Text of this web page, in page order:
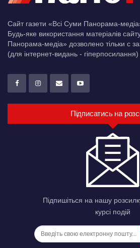
Сайт газети «Всі Суми Панорама-
Будь-яке використання матеріалів
Панорама-медіа» дозволено тільки c
(для інтернет-видань -
Підписатись на
Підпишіться на нашу
курсі подій